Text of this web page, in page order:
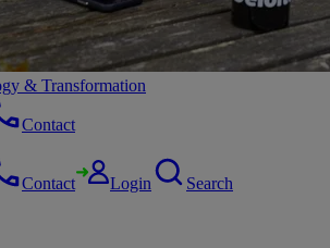
& Transformation
Contact
Contact Login Search